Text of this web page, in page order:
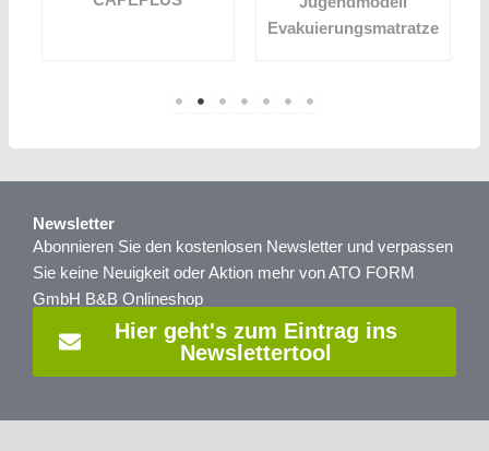
Evakuierungsmatratze
Newsletter
Abonnieren Sie den kostenlosen Newsletter und verpassen
Sie keine Neuigkeit oder Aktion mehr von ATO FORM
GmbH B&B Onlineshop
Hier geht's zum Eintrag ins
Newslettertool